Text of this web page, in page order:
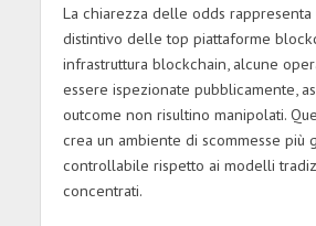
La chiarezza delle odds rappresenta
distintivo delle top piattaforme
infrastruttura blockchain, alcune
essere ispezionate pubblicamente,
outcome non risultino manipolati.
crea un ambiente di scommesse più
controllabile rispetto ai modelli
concentrati.